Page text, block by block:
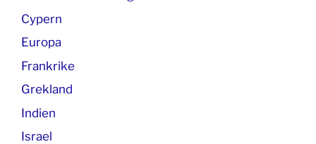
Cypern
Europa
Frankrike
Grekland
Indien
Israel